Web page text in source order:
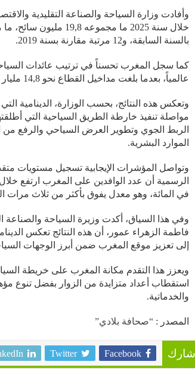
وأفادت وزارة السياحة والصناعة التقليدية
خلال سنة 2025 ما
بالسنة السابقة، و12 مرتبة مقارنة بسنة 2019.
عالمياً، بعدما بلغت مداخيل القطاع نحو 14,8 مليار دولار خلال العام الماضي.
وتعكس هذه النتائج، بحسب الوزارة، الدينامية
الربط الجوي وتطوير العرض السياحي والرفع من
الموارد البشرية.
في المائة، وهو معدل يفوق بأكثر من ثلاث مرات
وفي هذا السياق، أكدت وزيرة السياحة والصناعة
فاطمة الزهراء عمور، أن هذه النتائج تعكس
إلى تعزيز موقع المغرب ضمن أبرز الوجهات
ويعزز هذا التقدم مكانة المغرب على خريطة
استقطاب أعداد متزايدة من الزوار بفضل تنوع
والخدماتية.
المصدر :“صحافة بلادي”
شارك Facebook
Twitter